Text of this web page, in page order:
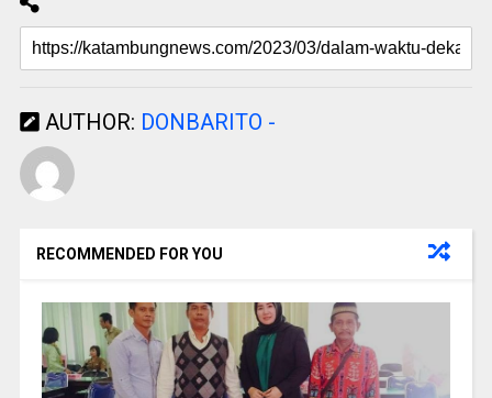
AUTHOR: DONBARITO -
RECOMMENDED FOR YOU